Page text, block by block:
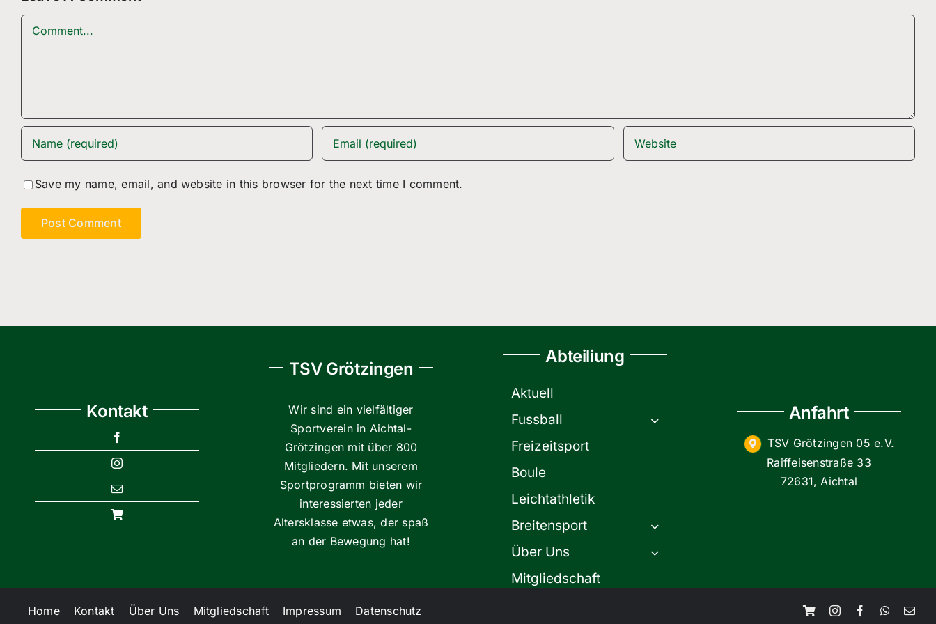
Comment
Save my name, email, and website in this browser for the next time I comment.
Kontakt
TSV Grötzingen
Wir sind ein vielfältiger
Sportverein in Aichtal-
Grötzingen mit über 800
Mitgliedern. Mit unserem
Sportprogramm bieten wir
interessierten jeder
Altersklasse etwas, der spaß
an der Bewegung hat!
Abteiliung
Aktuell
Fussball
Freizeitsport
Boule
Leichtathletik
Breitensport
Über Uns
Mitgliedschaft
Anfahrt
TSV Grötzingen 05 e.V.
Raiffeisenstraße 33
72631, Aichtal
Home Kontakt Über Uns Mitgliedschaft Impressum Datenschutz